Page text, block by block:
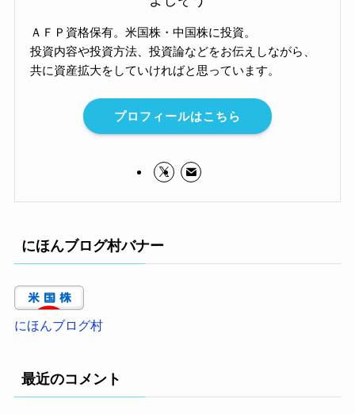
ＡＦＰ資格保有。米国株・中国株に投資。
投資内容や投資方法、投資論などをお伝えしながら、
共に資産拡大をしていければと思っています。
プロフィールはこちら
にほんブログ村バナー
にほんブログ村
最近のコメント